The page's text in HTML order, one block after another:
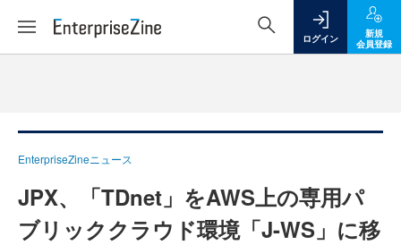
ログイン
新規
会員登録
EnterpriseZineニュース
JPX、「TDnet」をAWS上の専用パ
ブリッククラウド環境「J-WS」に移